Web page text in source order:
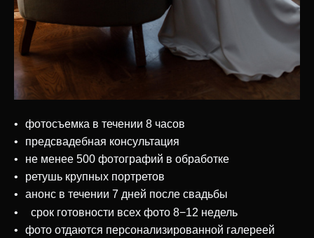
фотосъемка в течении 8 часов
предсвадебная консультация
не менее 500 фотографий в обработке
ретушь крупных портретов
анонс в течении 7 дней после свадьбы
срок готовности всех фото 8−12 недель
фото отдаются персонализированной галереей